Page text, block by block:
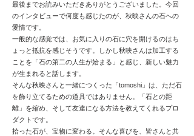
最後までお読みいただきありがとうございました。今回
のインタビューで何度も感じたのが、秋映さんの石への
愛情です。
一般的な感覚では、お気に入りの石に穴を開けるのはち
ょっと抵抗を感じそうです。しかし秋映さんは加工する
ことを「石の第二の人生が始まる」と感じ、新しい魅力
が生まれると話します。
そんな秋映さんと一緒につくった「tomoshi」は、ただ石
を飾り立てるための道具ではありません。「石との距
離」を縮め、そして友達になる方法を教えてくれるプロ
ダクトです。
拾った石が、宝物に変わる。そんな喜びを、皆さんと共